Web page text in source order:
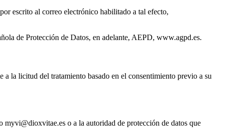
escrito al correo electrónico habilitado a tal efecto,
de Protección de Datos, en adelante, AEPD, www.agpd.es.
la licitud del tratamiento basado en el consentimiento previo a su
myvi@dioxvitae.es o a la autoridad de protección de datos que